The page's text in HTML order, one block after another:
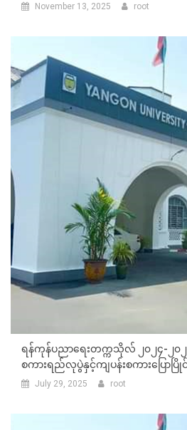
November 13, 2025 root
ရန်ကုန်ပညာရေးတက္ကသိုလ် ၂၀၂၄-၂၀
စကားရည်လုပွဲနှင့်ကျပန်းစကားပြောပြို
July 29, 2025 root